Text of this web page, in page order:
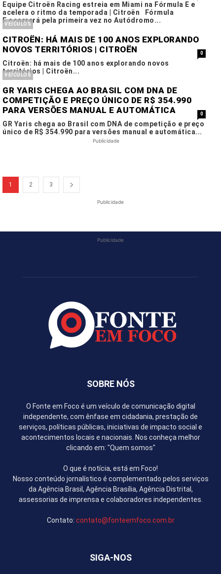
Equipe Citroën Racing estreia em Miami na Fórmula E e
acelera o ritmo da temporada | Citroën Fórmula
E ocorrerá pela primeira vez no Autódromo...
VEÍCULOS
CITROËN: HÁ MAIS DE 100 ANOS EXPLORANDO
NOVOS TERRITÓRIOS | CITROËN
0
Citroën: há mais de 100 anos explorando novos
territórios | Citroën...
VEÍCULOS
GR YARIS CHEGA AO BRASIL COM DNA DE
COMPETIÇÃO E PREÇO ÚNICO DE R$ 354.990
PARA VERSÕES MANUAL E AUTOMÁTICA
0
GR Yaris chega ao Brasil com DNA de competição e preço
único de R$ 354.990 para versões manual e automática...
Publicidade
1 2 3
Publicidade
Publicidade
SOBRE NÓS
O Fonte em Foco é um veículo de comunicação digital
independente, com ênfase em cidadania, prestação de
serviços, políticas públicas, iniciativas de impacto social e
acontecimentos locais e nacionais. Nos conheça melhor
clicando em: "Quem somos"
O que é notícia, está em Foco!
Nosso conteúdo jornalístico é complementado pelos serviços
da Agência Brasil, Agência Brasília, Agência Distrital,
assessorias de imprensa e colaboradores independentes.
Contato: contato@fonteemfoco.com.br
SIGA-NOS